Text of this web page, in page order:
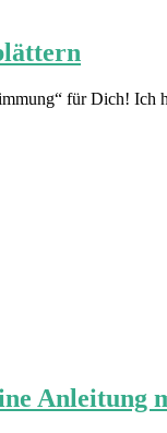
für Dich!